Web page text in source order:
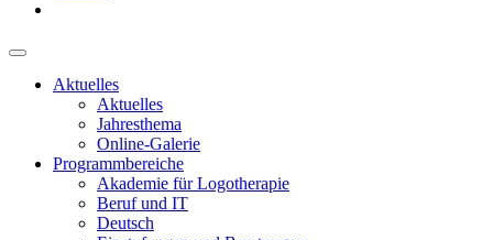
Aktuelles
Aktuelles
Jahresthema
Online-Galerie
Programmbereiche
Akademie für Logotherapie
Beruf und IT
Deutsch